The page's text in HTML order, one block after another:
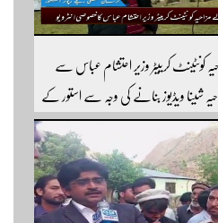
کونٹینٹ کرییٹر وزیر احتشام عباس سے
شینا ویڈیوز بنانے کی وجہ سے استور کے
دیکھنے کے لئے ہمارے یوٹیوب چینل کو